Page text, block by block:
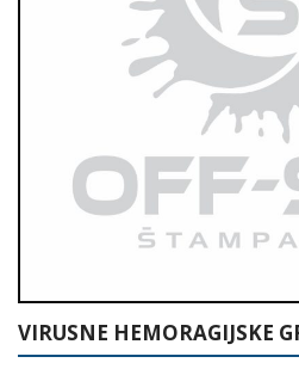
VIRUSNE HEMORAGIJSKE